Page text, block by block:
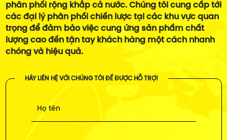
phân phối rộng khắp cả nước. Chúng tôi cung cấp tới
các đại lý phân phối chiến lược tại các khu vực quan
trọng để đảm bảo việc cung ứng sản phẩm chất
lượng cao đến tận tay khách hàng một cách nhanh
chóng và hiệu quả.
HÃY LIÊN HỆ VỚI CHÚNG TÔI ĐỂ ĐƯỢC HỖ TRỢ!
Họ tên